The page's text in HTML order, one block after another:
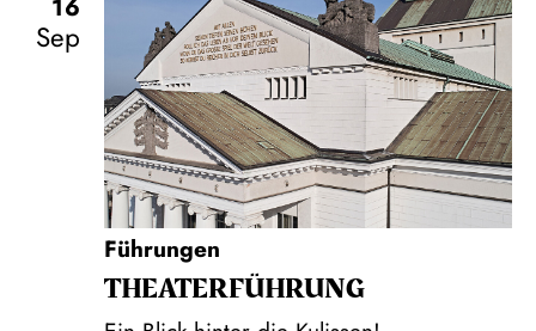
16
Sep
Führungen
THEATER­FÜHR­UNG